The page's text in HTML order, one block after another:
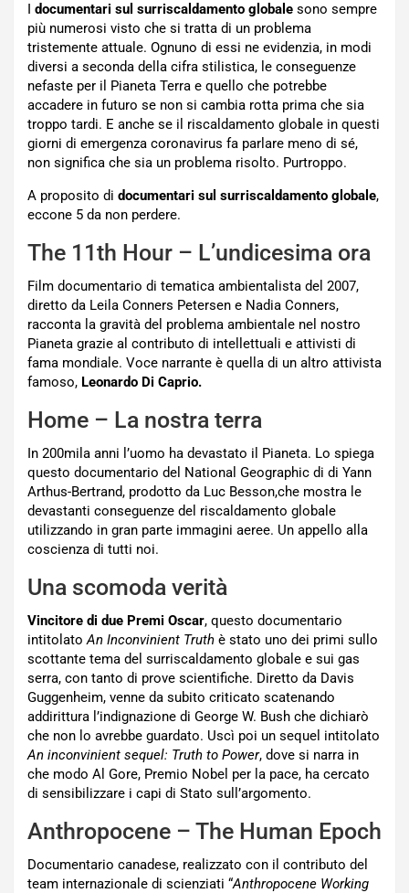
I documentari sul surriscaldamento globale sono sempre
più numerosi visto che si tratta di un problema
tristemente attuale. Ognuno di essi ne evidenzia, in modi
diversi a seconda della cifra stilistica, le conseguenze
nefaste per il Pianeta Terra e quello che potrebbe
accadere in futuro se non si cambia rotta prima che sia
troppo tardi. E anche se il riscaldamento globale in questi
giorni di emergenza coronavirus fa parlare meno di sé,
non significa che sia un problema risolto. Purtroppo.
A proposito di documentari sul surriscaldamento globale,
eccone 5 da non perdere.
The 11th Hour – L’undicesima ora
Film documentario di tematica ambientalista del 2007,
diretto da Leila Conners Petersen e Nadia Conners,
racconta la gravità del problema ambientale nel nostro
Pianeta grazie al contributo di intellettuali e attivisti di
fama mondiale. Voce narrante è quella di un altro attivista
famoso, Leonardo Di Caprio.
Home – La nostra terra
In 200mila anni l’uomo ha devastato il Pianeta. Lo spiega
questo documentario del National Geographic di di Yann
Arthus-Bertrand, prodotto da Luc Besson,che mostra le
devastanti conseguenze del riscaldamento globale
utilizzando in gran parte immagini aeree. Un appello alla
coscienza di tutti noi.
Una scomoda verità
Vincitore di due Premi Oscar, questo documentario
intitolatoAn Inconvinient Truth è stato uno dei primi sullo
scottante tema del surriscaldamento globale e sui gas
serra, con tanto di prove scientifiche. Diretto da Davis
Guggenheim, venne da subito criticato scatenando
addirittura l’indignazione di George W. Bush che dichiarò
che non lo avrebbe guardato. Uscì poi un sequel intitolato
An inconvinient sequel: Truth to Power, dove si narra in
che modo Al Gore, Premio Nobel per la pace, ha cercato
di sensibilizzare i capi di Stato sull’argomento.
Anthropocene – The Human Epoch
Documentario canadese, realizzato con il contributo del
team internazionale di scienziati “Anthropocene Working